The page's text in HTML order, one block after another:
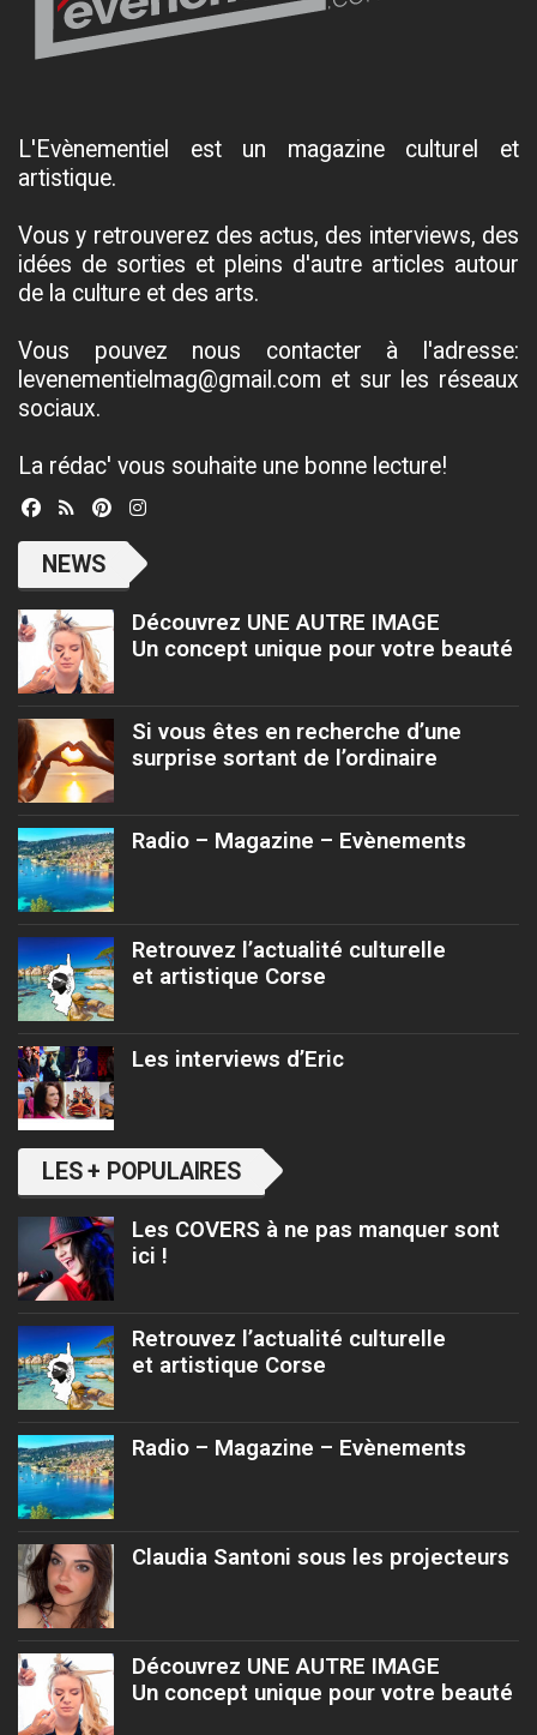
L'Evènementiel est un magazine culturel et
artistique.
Vous y retrouverez des actus, des interviews, des
idées de sorties et pleins d'autre articles autour
de la culture et des arts.
Vous pouvez nous contacter à l'adresse:
levenementielmag@gmail.com et sur les réseaux
sociaux.
La rédac' vous souhaite une bonne lecture!
NEWS
Découvrez UNE AUTRE IMAGE
Un concept unique pour votre beauté
Si vous êtes en recherche d’une
surprise sortant de l’ordinaire
Radio – Magazine – Evènements
Retrouvez l’actualité culturelle
et artistique Corse
Les interviews d’Eric
LES + POPULAIRES
Les COVERS à ne pas manquer sont
ici !
Retrouvez l’actualité culturelle
et artistique Corse
Radio – Magazine – Evènements
Claudia Santoni sous les projecteurs
Découvrez UNE AUTRE IMAGE
Un concept unique pour votre beauté